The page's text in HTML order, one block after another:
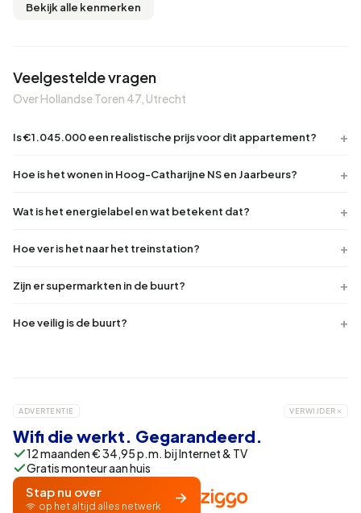
Bekijk alle kenmerken
Veelgestelde vragen
Over Hollandse Toren 47, Utrecht
Is €1.045.000 een realistische prijs voor dit appartement?
Hoe is het wonen in Hoog-Catharijne NS en Jaarbeurs?
Wat is het energielabel en wat betekent dat?
Hoe ver is het naar het treinstation?
Zijn er supermarkten in de buurt?
Hoe veilig is de buurt?
ADVERTENTIE VERWIJDER
Wifi die werkt. Gegarandeerd.
12 maanden € 34,95 p.m. bij Internet & TV
Gratis monteur aan huis
Stap nu over
op het altijd alles netwerk